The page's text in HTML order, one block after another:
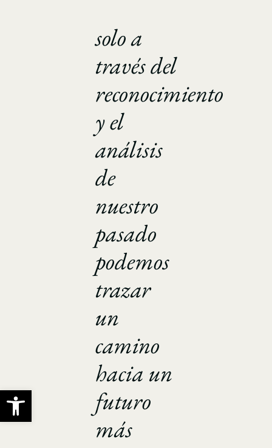
Abrir barra de herramientas
solo a
través del
reconocimiento
y el
análisis
de
nuestro
pasado
podemos
trazar
un
camino
hacia un
futuro
más